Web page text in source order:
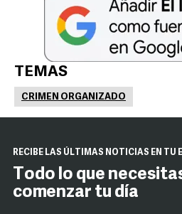
TEMAS
CRIMEN ORGANIZADO
RECIBE LAS ÚLTIMAS NOTICIAS EN TU
Todo lo que
comenzar tu día